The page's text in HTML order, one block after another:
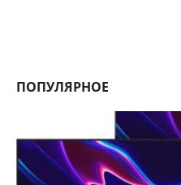
ПОПУЛЯРНОЕ